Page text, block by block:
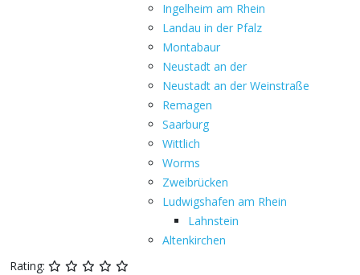
Ingelheim am Rhein
Landau in der Pfalz
Montabaur
Neustadt an der
Neustadt an der Weinstraße
Remagen
Saarburg
Wittlich
Worms
Zweibrücken
Ludwigshafen am Rhein
Lahnstein
Altenkirchen
Rating: